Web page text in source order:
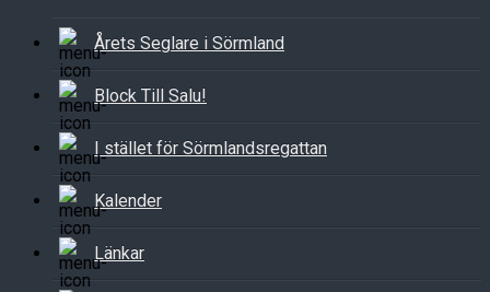
Årets Seglare i Sörmland
Block Till Salu!
I stället för Sörmlandsregattan
Kalender
Länkar